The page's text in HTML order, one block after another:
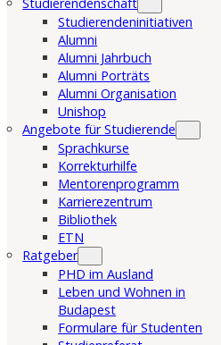
Studierendeninitiativen
Alumni
Alumni Jahrbuch
Alumni Porträts
Alumni Organisation
Unishop
Angebote für Studierende
Sprachkurse
Korrekturhilfe
Mentorenprogramm
Karrierezentrum
Bibliothek
ETN
Ratgeber
PHD im Ausland
Leben und Wohnen in
Budapest
Formulare für Studenten